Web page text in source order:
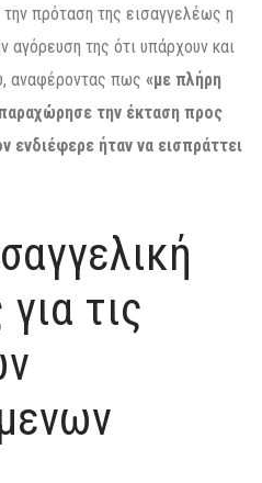
πρόταση της εισαγγελέως η
της ότι υπάρχουν και
αναφέροντας πως «με πλήρη
την έκταση προς
ενδιέφερε ήταν να εισπράττει
τις